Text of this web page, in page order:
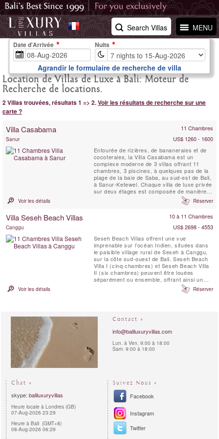
MENU
Search Villas
Location de Villas de Luxe à Bali: Moteur de
Recherche de locations.
2 Villas trouvées, résultats 1 => 2.Voir les résultats de recherche sur une
carte ?
Villa Casabama 11 Chambres
Sanur
US$ 1260 - 1600
Entourée de rizières, de bananeraies et de
cocoteraies, la Villa Casabama est un
complexe moderne de 3 villas offrant 11
chambres, 3 piscines, à quelques pas de la
plage de la baie de Saba, au sud-est de Bali,
à Sanur-Ketewel. Chaque villa de luxe privée
sur deux étages est composée de manière à
offrir une vue sur l'océan à proximité, au
sud-est, et sur les montagnes, au nord-est.
autonome avec entrée privée, garage et ...
Voir les détails Réserver
Villa Seseh Beach Villas 10 à 11 Chambres
Canggu
US$ 2698 - 4553
Seseh Beach Villas offrent une vue
imprenable sur l’océan Indien, situées dans
le paisible village rural de Seseh à Canggu,
sur la côte sud-ouest de Bali. Seseh Beach
Villa I (cinq chambres) et Seseh Beach Villa
II (six chambres) peuvent être louées
séparément ou ensemble, offrant ainsi un
total de 11 chambres pouvant accueillir
jusqu'à 20 adultes et 4 enfants. Notre équipe
Voir les détails Réserver
Contact »
info@baliluxuryvillas.com
Lun. à Ven. 9:00 à 18:00
Sam. 9:00 à 18:00
Chat »
skype: baliluxuryvillas
Heure locale à Londres (GB)
07-Aug-2026 23:29
Heure à Bali (GMT+8)
08-Aug-2026 06:29
Suivez Nous »
Facebook
Instagram
Twitter
Date d'Arrivée Nuits
Agrandir le formulaire de recherche de villa